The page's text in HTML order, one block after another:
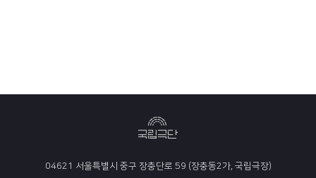
04621 서울특별시 중구 장충단로 59 (장충동2가, 국립극장)